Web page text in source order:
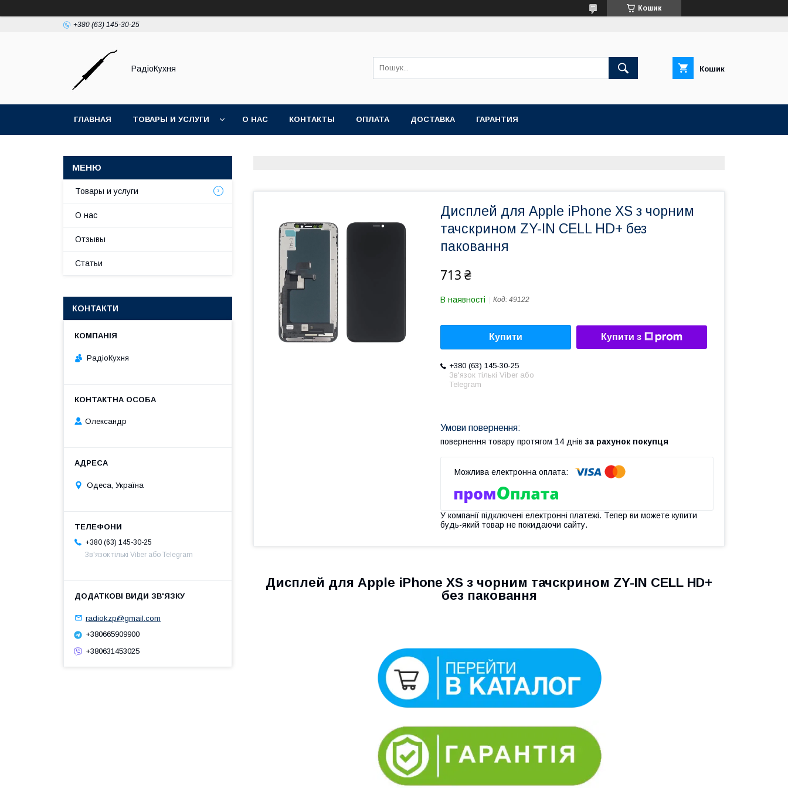
Кошик
+380 (63) 145-30-25
РадіоКухня Кошик
ГЛАВНАЯ ТОВАРЫ И УСЛУГИ О НАС КОНТАКТЫ ОПЛАТА ДОСТАВКА ГАРАНТИЯ
Дисплей для Apple iPhone XS з чорним
тачскрином ZY-IN CELL HD+ без
паковання
713 ₴
В наявності Код: 49122
Купити Купити з
+380 (63) 145-30-25
Зв'язок тількі Viber або
Telegram
повернення товару протягом 14 днів за рахунок покупця
У компанії підключені електронні платежі. Тепер ви можете купити
будь-який товар не покидаючи сайту.
Дисплей для Apple iPhone XS з чорним тачскрином ZY-IN CELL HD+
без паковання
Товары и услуги
О нас
Отзывы
Статьи
КОНТАКТИ
РадіоКухня
Олександр
Одеса, Україна
+380 (63) 145-30-25
Зв'язок тількі Viber або Telegram
radiokzp@gmail.com
+380665909900
+380631453025